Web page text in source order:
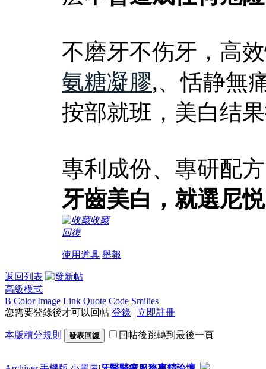
不磨牙不伤牙，高
氨糖凝膠,、恬静無
按部就班，美白结
專利成份、專研配
牙齒美白，就選尼
收藏
回復
使用道具 舉報
返回列表
高級模式
B Color Image Link Quote Code Smilies
您需要登錄後才可以回帖 登錄 | 立即註冊
本版積分規則 發表回復 回帖後跳轉到最後一頁